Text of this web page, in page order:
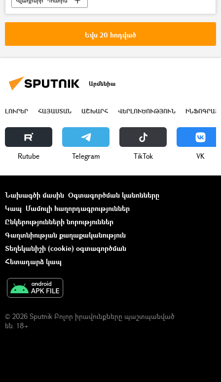
Եռակողմ հայտարարություն
Իլհամ Ալիև
Ղարաբաղյան հակամարտություն
Լեռնային Ղարաբաղ
Եվս 20 հոդված
Արմենիա
ԼՈՒՐԵՐ ՀԱՅԱՍՏԱՆ ԱՇԽԱՐՀ ՎԵՐԼՈՒԾՈՒԹՅՈՒՆ
Rutube Telegram ТikТоk VK
Նախագծի մասին Օգտագործման կանոնները
Կապ Մամուլի հաղորդագրություններ
Ընկերությունների նորություններ
Գաղտնիության քաղաքականություն
Տեղեկանիշի (cookie) օգտագործման
Հետադարձ կապ
© 2026 Sputnik Բոլոր իրավունքները պաշտպանված
են. 18+